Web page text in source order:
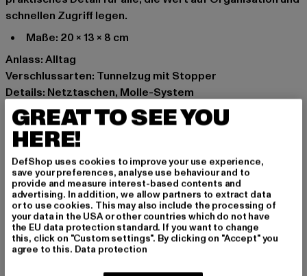
schnellen Zugriff legen.
Maße: 20 x 13 x 8 cm
Anlass: Alltag
Verschlussarten: Tunnelzug mit Stopper
Details: Netztaschen, Molle-System
Marke: Brandit
Kat.: Bags & Luggage
Farbe: olive
Hersteller Farbe: olive
Materialzusammensetzung: 100% Polyester, 80%
Polyester, 20% Elastodien
Art.Nr: BD8046-00176
Hersteller: Brandit Textil GmbH |info@brandit-wear.com
Spichernstraße 6a | 50672 Köln | DE
GREAT TO SEE YOU
HERE!
DefShop uses cookies to improve your use experience,
save your preferences, analyse use behaviour and to
provide and measure interest-based contents and
advertising. In addition, we allow partners to extract data
or to use cookies. This may also include the processing of
your data in the USA or other countries which do not have
the EU data protection standard. If you want to change
this, click on "Custom settings". By clicking on "Accept" you
agree to this. Data protection